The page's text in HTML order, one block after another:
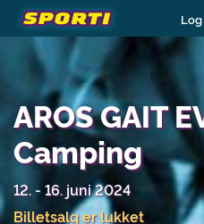
AROS GAIT
Camping
12. - 16. juni 2024
Billetsalg er lukket